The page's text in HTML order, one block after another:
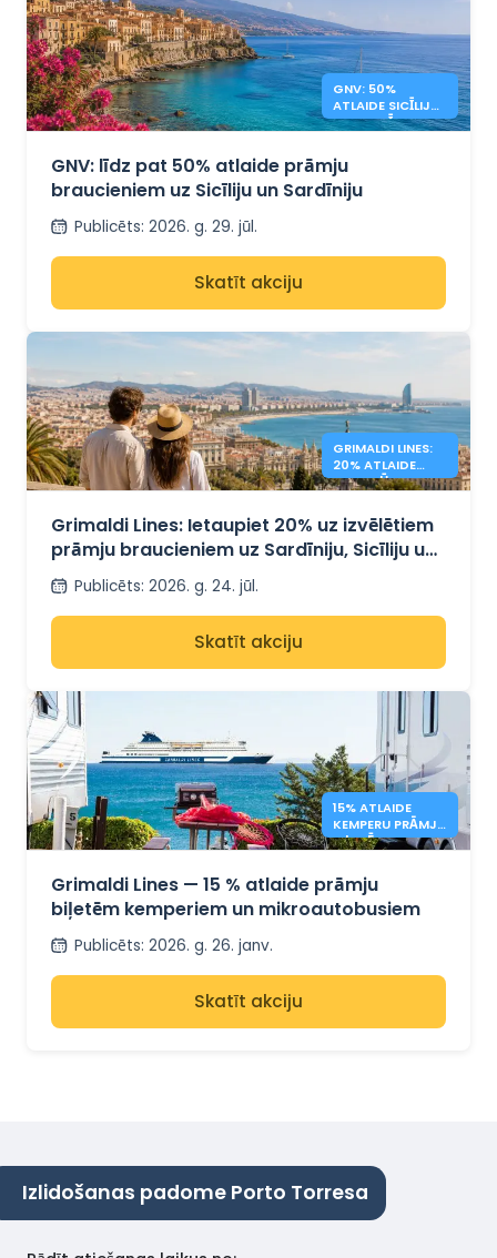
GNV: 50%
ATLAIDE SICĪLIJAS
UN SARDĪNIJAS
GNV: līdz pat 50% atlaide prāmju
braucieniem uz Sicīliju un Sardīniju
Publicēts: 2026. g. 29. jūl.
Skatīt akciju
GRIMALDI LINES:
20% ATLAIDE
VIDUSJŪRAS
Grimaldi Lines: Ietaupiet 20% uz izvēlētiem
prāmju braucieniem uz Sardīniju, Sicīliju un
Spāniju
Publicēts: 2026. g. 24. jūl.
Skatīt akciju
15% ATLAIDE
KEMPERU PRĀMJU
BIĻETĒM –
Grimaldi Lines — 15 % atlaide prāmju
biļetēm kemperiem un mikroautobusiem
Publicēts: 2026. g. 26. janv.
Skatīt akciju
Izlidošanas padome Porto Torresa